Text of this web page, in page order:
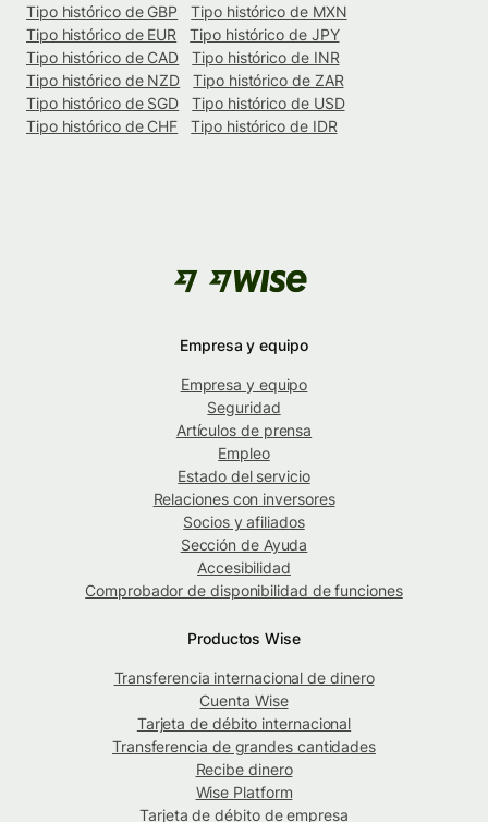
Tipo histórico de GBP
Tipo histórico de MXN
Tipo histórico de EUR
Tipo histórico de JPY
Tipo histórico de CAD
Tipo histórico de INR
Tipo histórico de NZD
Tipo histórico de ZAR
Tipo histórico de SGD
Tipo histórico de USD
Tipo histórico de CHF
Tipo histórico de IDR
Empresa y equipo
Empresa y equipo
Seguridad
Artículos de prensa
Empleo
Estado del servicio
Relaciones con inversores
Socios y afiliados
Sección de Ayuda
Accesibilidad
Comprobador de disponibilidad de funciones
Productos Wise
Transferencia internacional de dinero
Cuenta Wise
Tarjeta de débito internacional
Transferencia de grandes cantidades
Recibe dinero
Wise Platform
Tarjeta de débito de empresa